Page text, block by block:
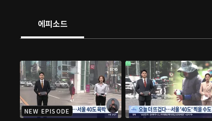
에피소드
NEW EPISODE